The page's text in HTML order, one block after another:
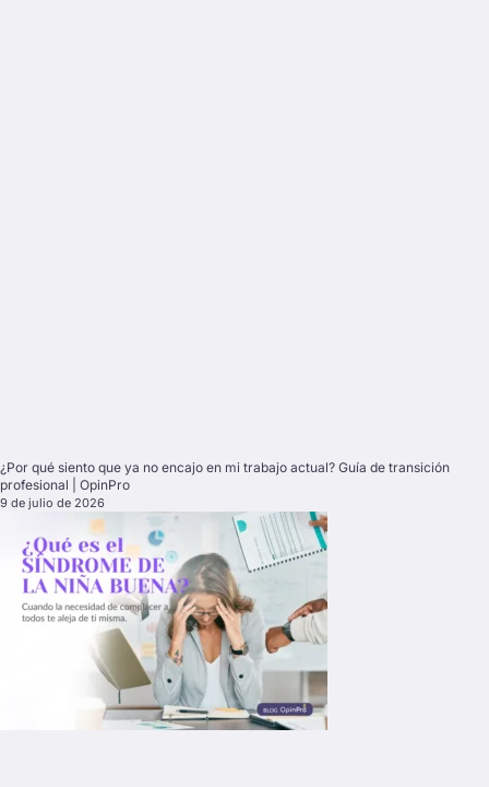
¿Por qué siento que ya no encajo en mi trabajo actual? Guía de transición
profesional | OpinPro
9 de julio de 2026